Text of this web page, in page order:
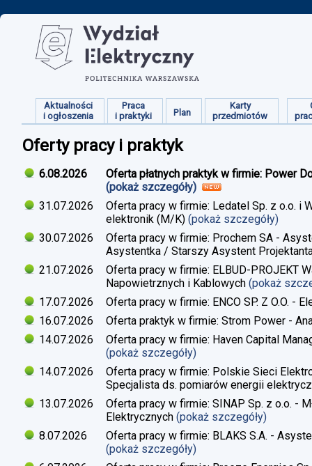
Aktualności
i ogłoszenia
Praca
i praktyki
Plan
Karty
przedmiotów
Oferty pracy i praktyk
6.08.2026
Oferta płatnych praktyk w firmie: Power
(pokaż szczegóły)
31.07.2026
Oferta pracy w firmie: Ledatel Sp. z o.o. i
elektronik (M/K) (pokaż szczegóły)
30.07.2026
Oferta pracy w firmie: Prochem SA -
Asystentka / Starszy Asystent
21.07.2026
Oferta pracy w firmie: ELBUD-PROJEKT
Napowietrznych i Kablowych (pokaż
17.07.2026
Oferta pracy w firmie: ENCO SP. Z O.O. -
16.07.2026
Oferta praktyk w firmie: Strom Power -
14.07.2026
Oferta pracy w firmie: Haven Capital
(pokaż szczegóły)
14.07.2026
Oferta pracy w firmie: Polskie Sieci
Specjalista ds. pomiarów energii
13.07.2026
Oferta pracy w firmie: SINAP Sp. z o.o. -
Elektrycznych (pokaż szczegóły)
8.07.2026
Oferta pracy w firmie: BLAKS S.A. -
(pokaż szczegóły)